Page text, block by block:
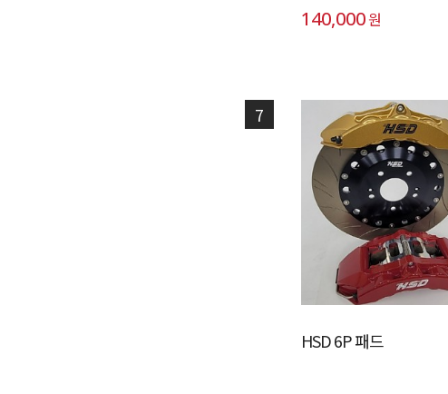
140,000원
7
HSD 6P 패드